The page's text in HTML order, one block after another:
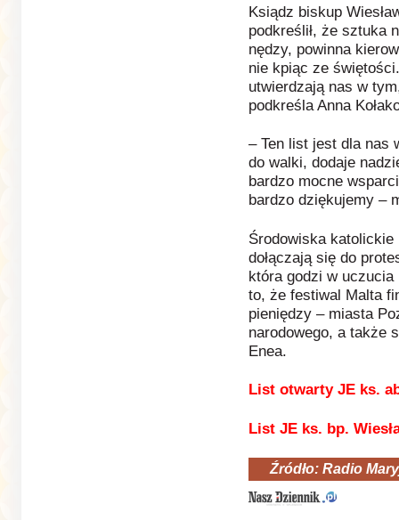
Ksiądz biskup
podkreślił, że sztuka
nędzy, powinna
nie kpiąc ze
utwierdzają nas w
podkreśla Anna
– Ten list jest dla nas
do walki, dodaje
bardzo mocne
bardzo dziękujemy –
Środowiska katolickie
dołączają się do
która godzi w
to, że festiwal Malta
pieniędzy – miasta
narodowego, a także
Enea.
List otwarty JE ks.
List JE ks. bp.
Źródło: Radio